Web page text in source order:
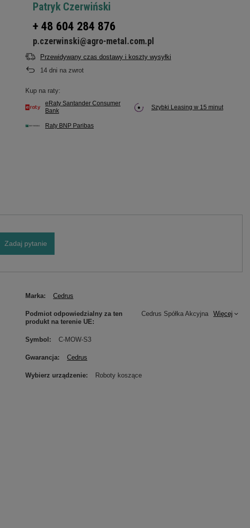
Patryk Czerwiński
+ 48 604 284 876
p.czerwinski@agro-metal.com.pl
Przewidywany czas dostawy i koszty wysyłki
14 dni na zwrot
Kup na raty:
eRaty Santander Consumer
Bank
Szybki Leasing w 15 minut
Raty BNP Paribas
Zadaj pytanie
Marka Cedrus
Podmiot odpowiedzialny za ten
produkt na terenie UE
Cedrus Spółka Akcyjna Więcej
Symbol C-MOW-S3
Gwarancja Cedrus
Wybierz urządzenie Roboty koszące